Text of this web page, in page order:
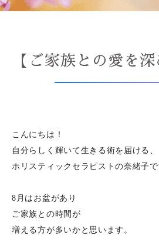
【ご家族との愛を深
こんにちは！
自分らしく輝いて生きる術を届ける、
ホリスティックセラピストの奈緒子
8月はお盆があり
ご家族との時間が
増える方が多いかと思います。